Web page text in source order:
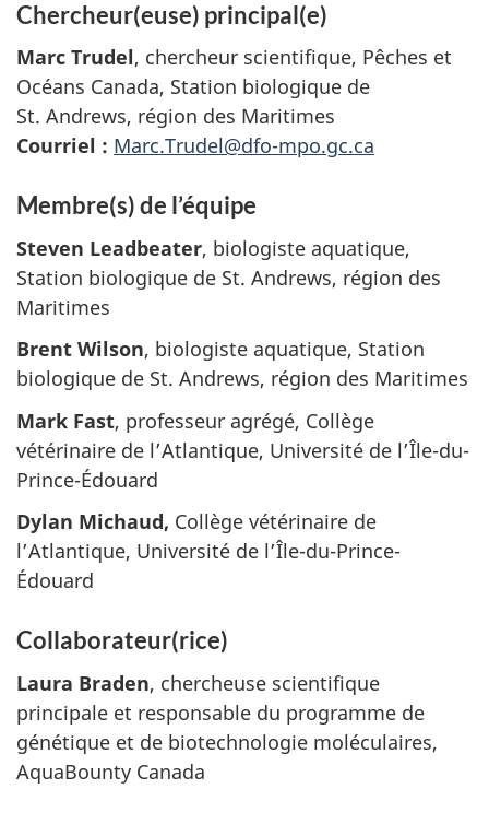
Chercheur(euse) principal(e)
Marc Trudel, chercheur scientifique, Pêches et
Océans Canada, Station biologique de
St. Andrews, région des Maritimes
Courriel : Marc.Trudel@dfo-mpo.gc.ca
Membre(s) de l’équipe
Steven Leadbeater, biologiste aquatique,
Station biologique de St. Andrews, région des
Maritimes
Brent Wilson, biologiste aquatique, Station
biologique de St. Andrews, région des Maritimes
Mark Fast, professeur agrégé, Collège
vétérinaire de l’Atlantique, Université de l’Île-du-
Prince-Édouard
Dylan Michaud, Collège vétérinaire de
l’Atlantique, Université de l’Île-du-Prince-
Édouard
Collaborateur(rice)
Laura Braden, chercheuse scientifique
principale et responsable du programme de
génétique et de biotechnologie moléculaires,
AquaBounty Canada